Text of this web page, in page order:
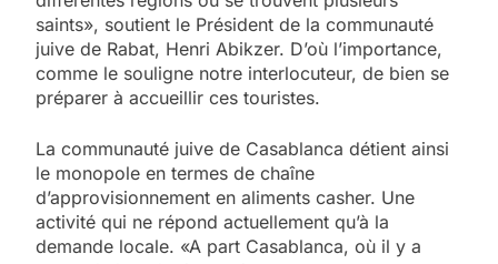
saints», soutient le Président de la communauté
juive de Rabat, Henri Abikzer. D’où l’importance,
comme le souligne notre interlocuteur, de bien se
préparer à accueillir ces touristes.
La communauté juive de Casablanca détient ainsi
le monopole en termes de chaîne
d’approvisionnement en aliments casher. Une
activité qui ne répond actuellement qu’à la
demande locale. «A part Casablanca, où il y a